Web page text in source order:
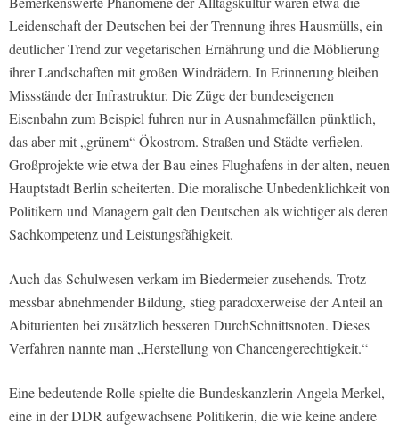
Leidenschaft der Deutschen bei der Trennung ihres Hausmülls, ein
deutlicher Trend zur vegetarischen Ernährung und die Möblierung
ihrer Landschaften mit großen Windrädern. In Erinnerung bleiben
Missstände der Infrastruktur. Die Züge der bundeseigenen
Eisenbahn zum Beispiel fuhren nur in Ausnahmefällen pünktlich,
das aber mit „grünem“ Ökostrom. Straßen und Städte verfielen.
Großprojekte wie etwa der Bau eines Flughafens in der alten, neuen
Hauptstadt Berlin scheiterten. Die moralische Unbedenklichkeit von
Politikern und Managern galt den Deutschen als wichtiger als deren
Sachkompetenz und Leistungsfähigkeit.
Auch das Schulwesen verkam im Biedermeier zusehends. Trotz
messbar abnehmender Bildung, stieg paradoxerweise der Anteil an
Abiturienten bei zusätzlich besseren DurchSchnittsnoten. Dieses
Verfahren nannte man „Herstellung von Chancengerechtigkeit.“
Eine bedeutende Rolle spielte die Bundeskanzlerin Angela Merkel,
eine in der DDR aufgewachsene Politikerin, die wie keine andere